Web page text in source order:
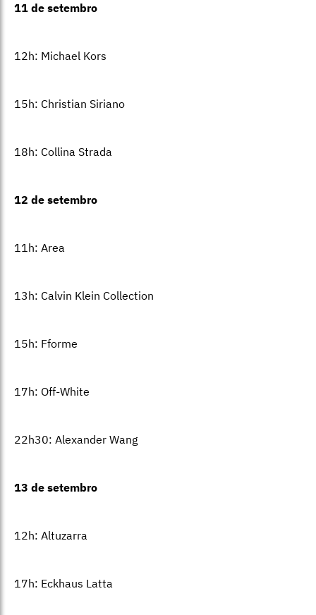
11 de setembro
12h: Michael Kors
15h: Christian Siriano
18h: Collina Strada
12 de setembro
11h: Area
13h: Calvin Klein Collection
15h: Fforme
17h: Off-White
22h30: Alexander Wang
13 de setembro
12h: Altuzarra
17h: Eckhaus Latta